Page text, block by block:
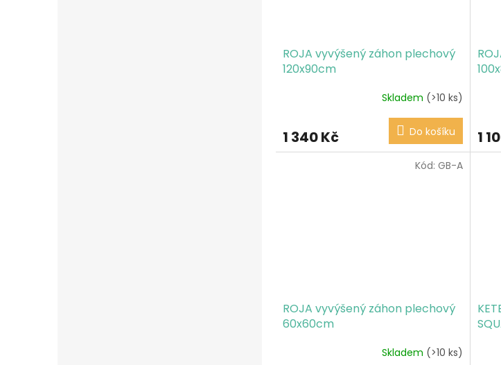
ROJA vyvýšený záhon plechový
120x90cm
Skladem (>10 ks)
1 340 Kč Do košíku 1
ROJA vyvýšený záhon plechový
60x60cm
Skladem (>10 ks)
Kód: GB-A